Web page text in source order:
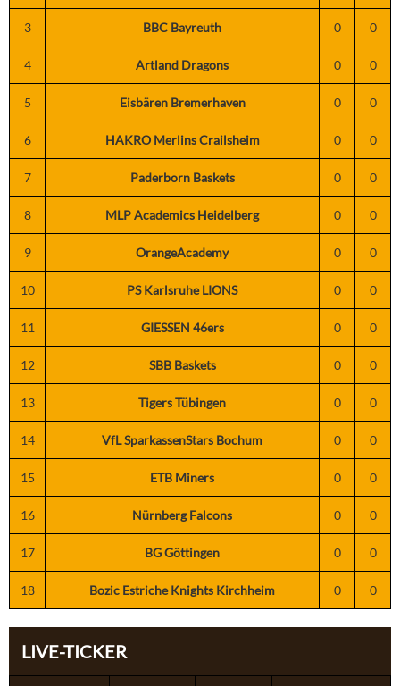
3 BBC Bayreuth 0 0
4 Artland Dragons 0 0
5 Eisbären Bremerhaven 0 0
6 HAKRO Merlins Crailsheim 0 0
7 Paderborn Baskets 0 0
8 MLP Academics Heidelberg 0 0
9 OrangeAcademy 0 0
10 PS Karlsruhe LIONS 0 0
11 GIESSEN 46ers 0 0
12 SBB Baskets 0 0
13 Tigers Tübingen 0 0
14 VfL SparkassenStars Bochum 0 0
15 ETB Miners 0 0
16 Nürnberg Falcons 0 0
17 BG Göttingen 0 0
18 Bozic Estriche Knights Kirchheim 0 0
LIVE-TICKER